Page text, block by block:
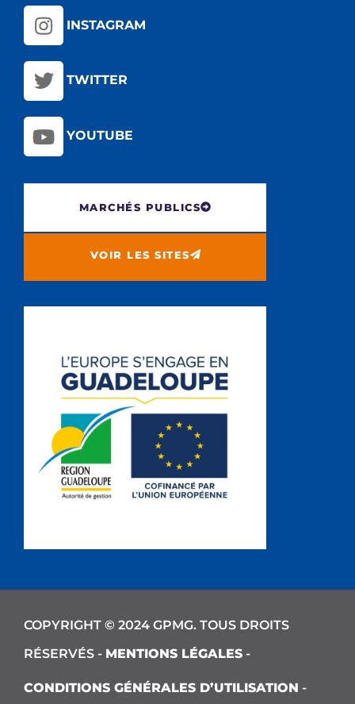
INSTAGRAM
TWITTER
YOUTUBE
MARCHÉS PUBLICS
VOIR LES SITES
COPYRIGHT © 2024 GPMG. TOUS DROITS
RÉSERVÉS - MENTIONS LÉGALES -
CONDITIONS GÉNÉRALES D’UTILISATION -